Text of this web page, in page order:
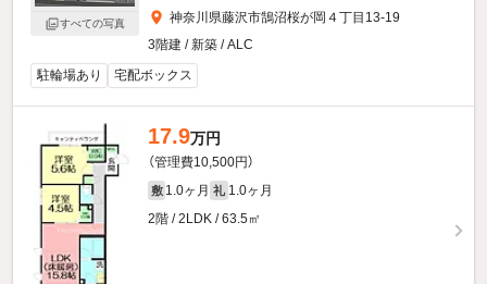
すべての写真
神奈川県藤沢市鵠沼桜が岡４丁目13-19
3階建 / 新築 / ALC
駐輪場あり
宅配ボックス
17.9万円
（管理費10,500円）
敷 1.0ヶ月 礼 1.0ヶ月
2階 / 2LDK / 63.5㎡